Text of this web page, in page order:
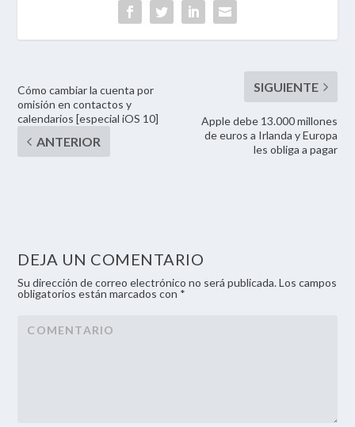
Cómo cambiar la cuenta por
omisión en contactos y
calendarios [especial iOS 10]
Apple debe 13.000 millones
de euros a Irlanda y Europa
les obliga a pagar
DEJA UN COMENTARIO
Su dirección de correo electrónico no será publicada. Los campos
obligatorios están marcados con *